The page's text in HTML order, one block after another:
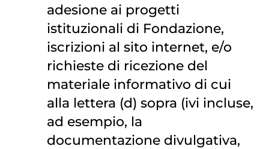
adesione ai progetti
istituzionali di Fondazione,
iscrizioni al sito internet, e/o
richieste di ricezione del
materiale informativo di cui
alla lettera (d) sopra (ivi incluse,
ad esempio, la
documentazione divulgativa,